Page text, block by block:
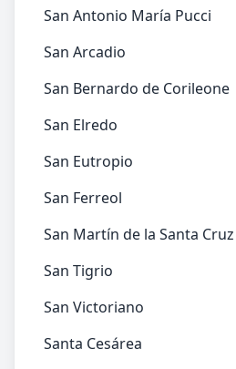
San Antonio María Pucci
San Arcadio
San Bernardo de Corileone
San Elredo
San Eutropio
San Ferreol
San Martín de la Santa Cruz
San Tigrio
San Victoriano
Santa Cesárea